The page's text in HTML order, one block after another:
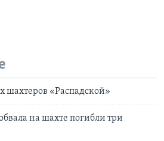
шахтеров «Распадской»
на шахте погибли три